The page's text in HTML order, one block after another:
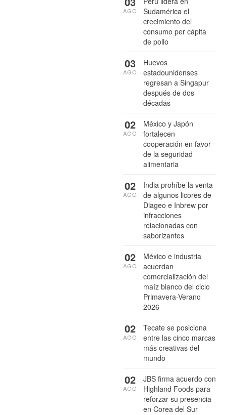
Sudamérica el
crecimiento del
consumo per cápita
de pollo
AGO
Huevos
estadounidenses
regresan a Singapur
después de dos
décadas
03
AGO
México y Japón
fortalecen
cooperación en favor
de la seguridad
alimentaria
02
AGO
India prohíbe la venta
de algunos licores de
Diageo e Inbrew por
infracciones
relacionadas con
saborizantes
02
AGO
México e industria
acuerdan
comercialización del
maíz blanco del ciclo
Primavera-Verano
2026
02
AGO
Tecate se posiciona
entre las cinco marcas
más creativas del
mundo
02
AGO
JBS firma acuerdo con
Highland Foods para
reforzar su presencia
en Corea del Sur
02
AGO